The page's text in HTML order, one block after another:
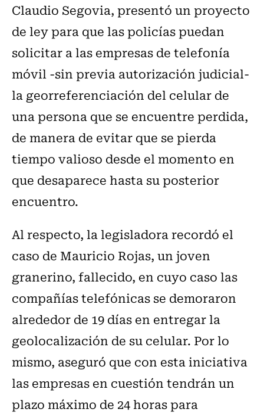
Claudio Segovia, presentó un proyecto
de ley para que las policías puedan
solicitar a las empresas de telefonía
móvil -sin previa autorización judicial-
la georreferenciación del celular de
una persona que se encuentre perdida,
de manera de evitar que se pierda
tiempo valioso desde el momento en
que desaparece hasta su posterior
encuentro.
Al respecto, la legisladora recordó el
caso de Mauricio Rojas, un joven
granerino, fallecido, en cuyo caso las
compañías telefónicas se demoraron
alrededor de 19 días en entregar la
geolocalización de su celular. Por lo
mismo, aseguró que con esta iniciativa
las empresas en cuestión tendrán un
plazo máximo de 24 horas para